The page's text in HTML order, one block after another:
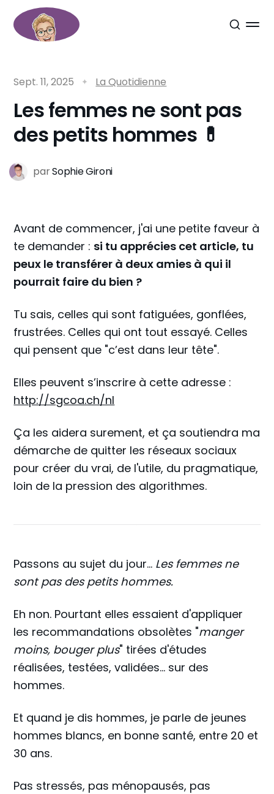
Sept. 11, 2025 La Quotidienne
Les femmes ne sont pas
des petits hommes 💊
parSophie Gironi
Avant de commencer, j'ai une petite faveur à
te demander : si tu apprécies cet article, tu
peux le transférer à deux amies à qui il
pourrait faire du bien ?
Tu sais, celles qui sont fatiguées, gonflées,
frustrées. Celles qui ont tout essayé. Celles
qui pensent que "c’est dans leur tête".
Elles peuvent s’inscrire à cette adresse :
http://sgcoa.ch/nl
Ça les aidera surement, et ça soutiendra ma
démarche de quitter les réseaux sociaux
pour créer du vrai, de l'utile, du pragmatique,
loin de la pression des algorithmes.
Passons au sujet du jour... Les femmes ne
sont pas des petits hommes.
Eh non. Pourtant elles essaient d'appliquer
les recommandations obsolètes "manger
moins, bouger plus" tirées d'études
réalisées, testées, validées… sur des
hommes.
Et quand je dis hommes, je parle de jeunes
hommes blancs, en bonne santé, entre 20 et
30 ans.
Pas stressés, pas ménopausés, pas